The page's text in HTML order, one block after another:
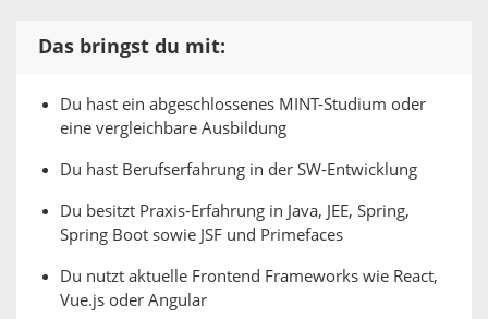
Das bringst du mit:
Du hast ein abgeschlossenes MINT-Studium oder
eine vergleichbare Ausbildung
Du hast Berufserfahrung in der SW-Entwicklung
Du besitzt Praxis-Erfahrung in Java, JEE, Spring,
Spring Boot sowie JSF und Primefaces
Du nutzt aktuelle Frontend Frameworks wie React,
Vue.js oder Angular